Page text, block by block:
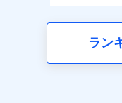
ラン